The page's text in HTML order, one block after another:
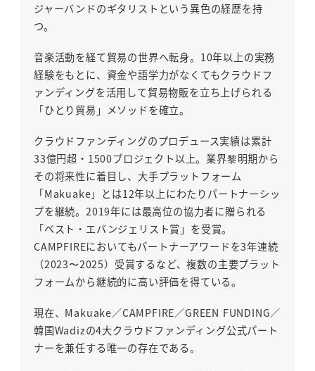
ジャーバンドのギタリストという異色の経歴を持
つ。
音楽活動を経て貿易の世界へ転身。10年以上の実務
経験をもとに、資金や語学力がなくてもクラウドフ
ァンディングを活用して貿易物販を立ち上げられる
「ひとり貿易」メソッドを確立。
クラウドファンディングのプロデュース実績は累計
33億円超・1500プロジェクト以上。業界黎明期から
その将来性に着目し、大手プラットフォーム
「Makuake」とは12年以上にわたりパートナーシッ
プを継続。2019年には最高位の協力者に贈られる
「ベスト・エバンジェリスト賞」を受賞。
CAMPFIREにおいてもパートナーアワードを3年連続
（2023〜2025）受賞するなど、複数の主要プラット
フォームから継続的に高い評価を得ている。
現在、Makuake／CAMPFIRE／GREEN FUNDING／
韓国Wadizの4大クラウドファンディング公式パート
ナーを兼任する唯一の存在である。